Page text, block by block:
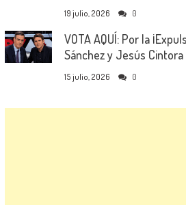
19 julio, 2026 0
VOTA AQUÍ: Por la
Sánchez y Jesús Cintora
15 julio, 2026 0